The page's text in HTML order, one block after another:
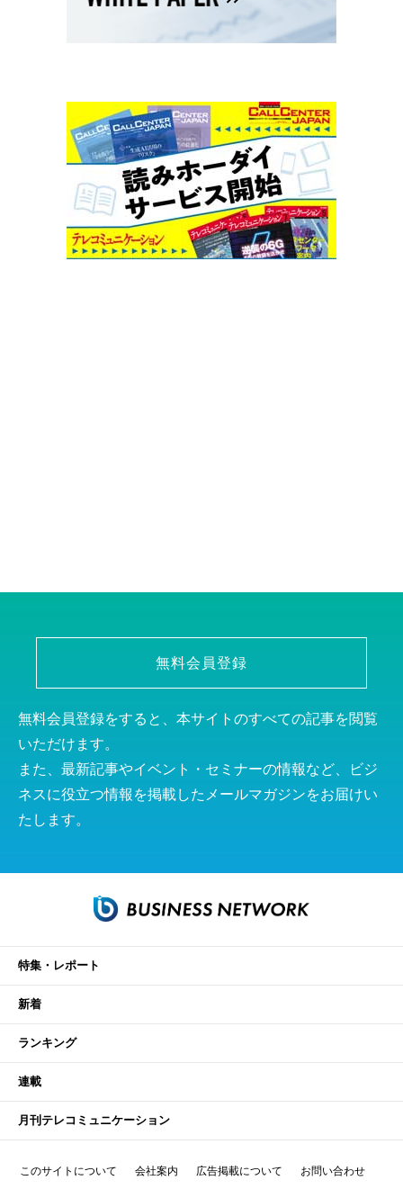
無料会員登録
無料会員登録をすると、本サイトのすべての記事を閲覧
いただけます。
また、最新記事やイベント・セミナーの情報など、ビジ
ネスに役立つ情報を掲載したメールマガジンをお届けい
たします。
特集・レポート
新着
ランキング
連載
月刊テレコミュニケーション
このサイトについて 会社案内 広告掲載について お問い合わせ